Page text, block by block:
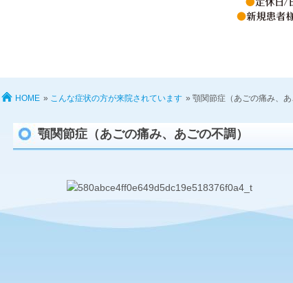
HOME » こんな症状の方が来院されています » 顎関節症（あごの痛み、あ
顎関節症（あごの痛み、あごの不調）